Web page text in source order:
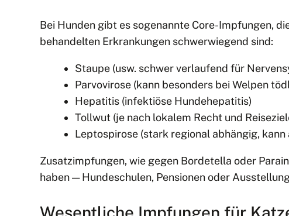
Bei Hunden gibt es sogenannte Core-Impfungen,
behandelten Erkrankungen schwerwiegend sind:
Staupe (usw. schwer verlaufend für
Parvovirose (kann besonders bei Welpen
Hepatitis (infektiöse Hundehepatitis)
Tollwut (je nach lokalem Recht und
Leptospirose (stark regional abhängig,
Zusatzimpfungen, wie gegen Bordetella oder
haben — Hundeschulen, Pensionen oder
Wesentliche Impfungen für